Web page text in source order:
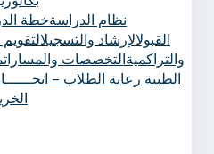
نظام الدراسةخطة
القبولالإرشاد والتسجيل
والتراكميةالتخصصات والمسارات
الطبية ‏ رعاية الطلاب –